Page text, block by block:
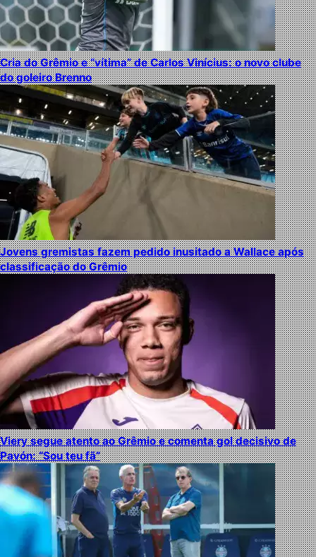
Cria do Grêmio e “vítima” de Carlos Vinícius: o novo clube
do goleiro Brenno
Jovens gremistas fazem pedido inusitado a Wallace após
classificação do Grêmio
Viery segue atento ao Grêmio e comenta gol decisivo de
Pavón: “Sou teu fã”